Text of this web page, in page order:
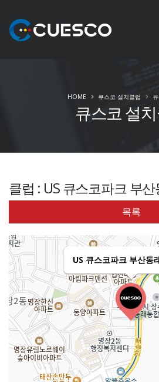
큐스코 설
HOME 큐스코 설치클럽
클럽 : US 큐스코파크 부
목록
US 큐스코파크 부산동